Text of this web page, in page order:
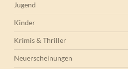
Jugend
Kinder
Krimis & Thriller
Neuerscheinungen